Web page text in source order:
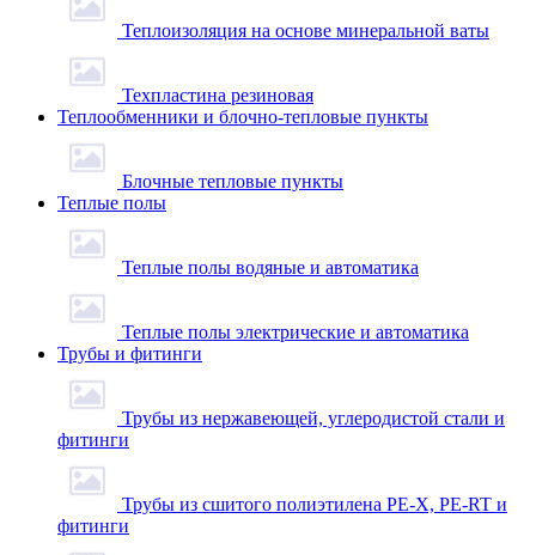
Теплоизоляция на основе минеральной ваты
Техпластина резиновая
Теплообменники и блочно-тепловые пункты
Блочные тепловые пункты
Теплые полы
Теплые полы водяные и автоматика
Теплые полы электрические и автоматика
Трубы и фитинги
Трубы из нержавеющей, углеродистой стали и
фитинги
Трубы из сшитого полиэтилена PE-X, PE-RT и
фитинги